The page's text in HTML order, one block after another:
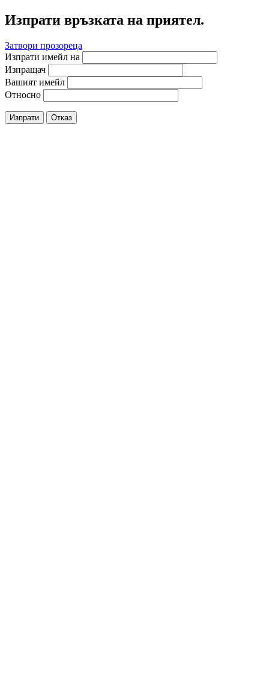
Изпрати връзката на приятел.
Затвори прозореца
Изпрати имейл на
Изпращач
Вашият имейл
Относно
Изпрати Отказ